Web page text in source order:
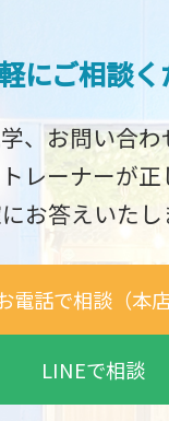
にご相談
、お問い合わ
レーナーが正
お答えいたし
電話で相談（本店
LINEで相談